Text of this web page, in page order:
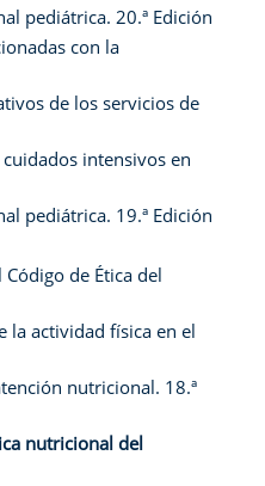
pediátrica. 20.ª Edición
con la
de los servicios de
intensivos en
pediátrica. 19.ª Edición
de Ética del
la actividad física en el
nutricional. 18.ª
nutricional del